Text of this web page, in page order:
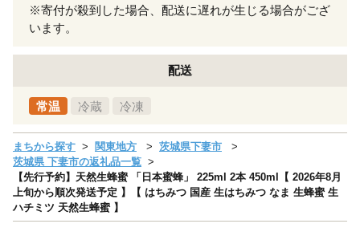
※寄付が殺到した場合、配送に遅れが生じる場合がござ
います。
配送
常温 冷蔵 冷凍
まちから探す 関東地方
茨城県下妻市
茨城県 下妻市の返礼品一覧
【先行予約】天然生蜂蜜 「日本蜜蜂」 225ml 2本 450ml【 2026年8月
上旬から順次発送予定 】【 はちみつ 国産 生はちみつ なま 生蜂蜜 生
ハチミツ 天然生蜂蜜 】